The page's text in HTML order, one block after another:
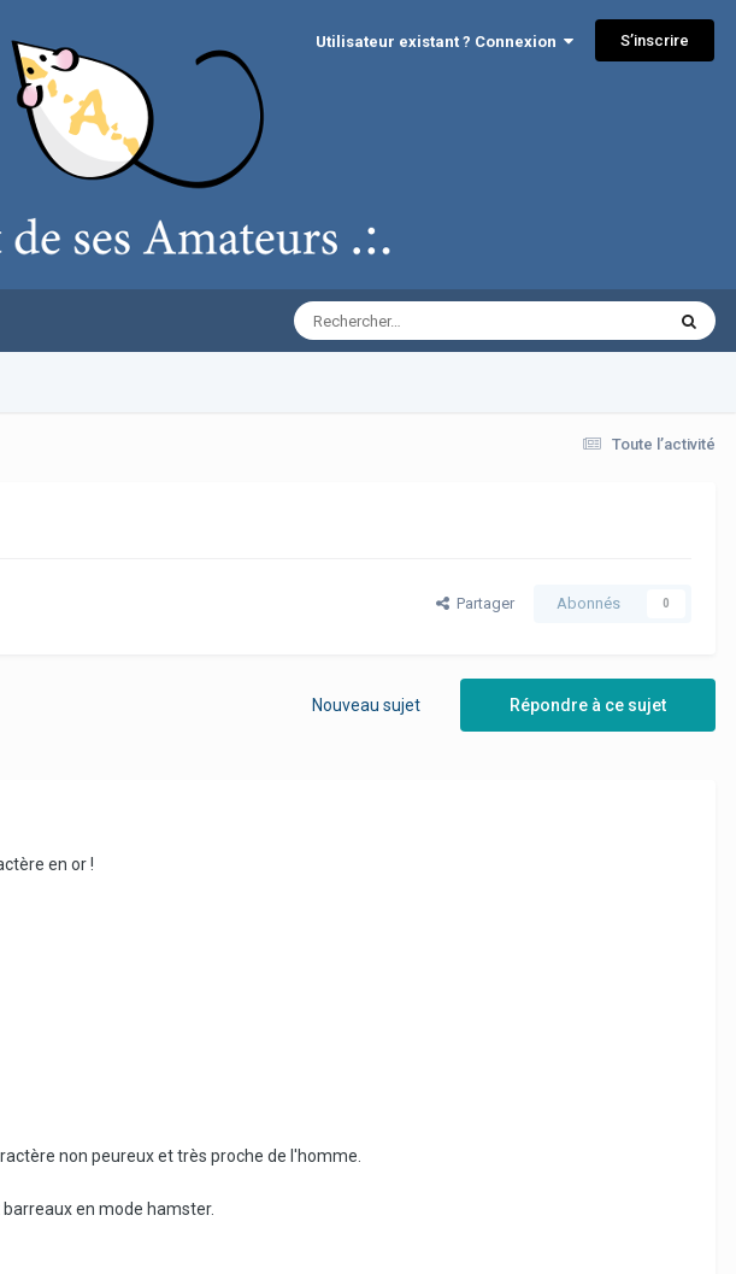
Utilisateur existant ? Connexion S’inscrire
Toute l’activité
Partager Abonnés 0
Répondre à ce sujet
Nouveau sujet
en or !
non peureux et très proche de l'homme.
en mode hamster.